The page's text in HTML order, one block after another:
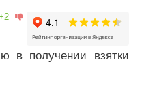
в получении взятки